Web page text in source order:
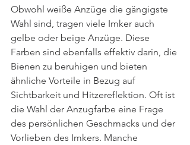
Obwohl weiße Anzüge die gängigste
Wahl sind, tragen viele Imker auch
gelbe oder beige Anzüge. Diese
Farben sind ebenfalls effektiv darin, die
Bienen zu beruhigen und bieten
ähnliche Vorteile in Bezug auf
Sichtbarkeit und Hitzereflektion. Oft ist
die Wahl der Anzugfarbe eine Frage
des persönlichen Geschmacks und der
Vorlieben des Imkers. Manche